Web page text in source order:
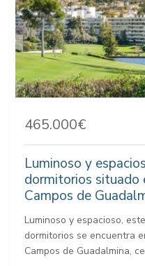
465.000€
Luminoso y
dormitorios situado
Campos de
Luminoso y espacioso,
dormitorios se encuentra
Campos de Guadalmina,